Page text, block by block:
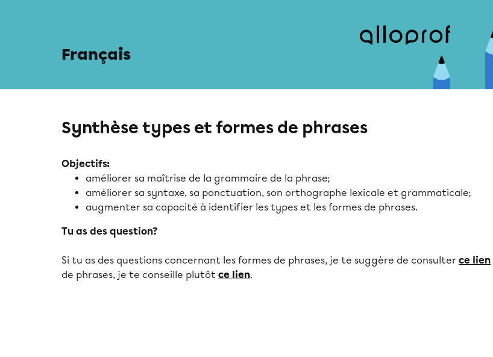
Français
Synthèse types et formes de phrases
Objectifs:
améliorer sa maîtrise de la grammaire de la phrase;
améliorer sa syntaxe, sa ponctuation, son orthographe lexicale et grammaticale;
augmenter sa capacité à identifier les types et les formes de phrases.
Tu as des question?
Si tu as des questions concernant les formes de phrases, je te suggère de consulter ce lien
de phrases, je te conseille plutôt ce lien.